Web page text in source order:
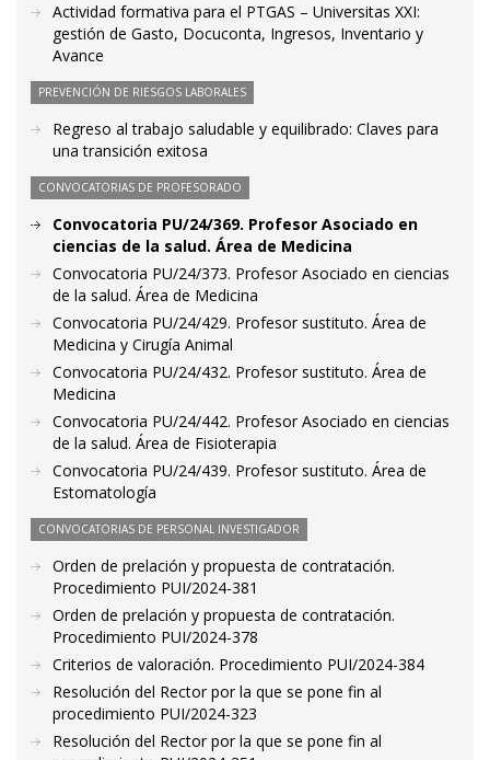
Actividad formativa para el PTGAS – Universitas XXI:
gestión de Gasto, Docuconta, Ingresos, Inventario y
Avance
PREVENCIÓN DE RIESGOS LABORALES
Regreso al trabajo saludable y equilibrado: Claves para
una transición exitosa
CONVOCATORIAS DE PROFESORADO
Convocatoria PU/24/369. Profesor Asociado en
ciencias de la salud. Área de Medicina
Convocatoria PU/24/373. Profesor Asociado en ciencias
de la salud. Área de Medicina
Convocatoria PU/24/429. Profesor sustituto. Área de
Medicina y Cirugía Animal
Convocatoria PU/24/432. Profesor sustituto. Área de
Medicina
Convocatoria PU/24/442. Profesor Asociado en ciencias
de la salud. Área de Fisioterapia
Convocatoria PU/24/439. Profesor sustituto. Área de
Estomatología
CONVOCATORIAS DE PERSONAL INVESTIGADOR
Orden de prelación y propuesta de contratación.
Procedimiento PUI/2024-381
Orden de prelación y propuesta de contratación.
Procedimiento PUI/2024-378
Criterios de valoración. Procedimiento PUI/2024-384
Resolución del Rector por la que se pone fin al
procedimiento PUI/2024-323
Resolución del Rector por la que se pone fin al